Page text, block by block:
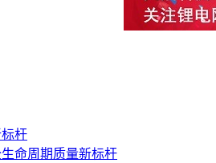
杆
命周期质量新标杆